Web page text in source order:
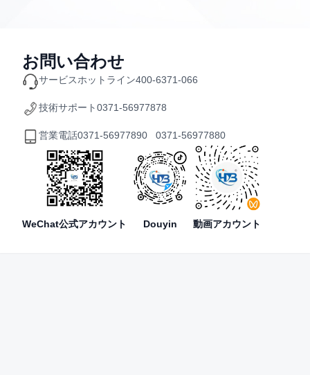
お問い合わせ
サービスホットライン400-6371-066
技術サポート0371-56977878
営業電話0371-56977890 0371-56977880
WeChat公式アカウント Douyin 動画アカウント